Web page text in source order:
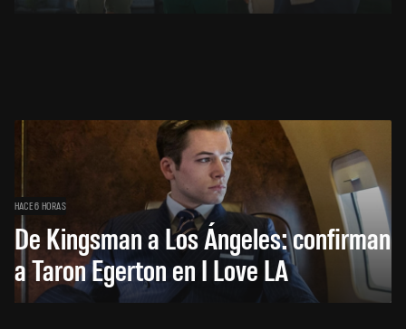
HACE 6 HORAS
De Kingsman a Los Ángeles: confirman
a Taron Egerton en I Love LA